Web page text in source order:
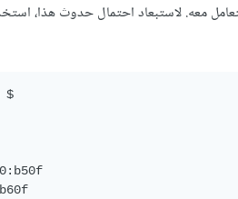
معه. لاستبعاد احتمال حدوث هذا،
$